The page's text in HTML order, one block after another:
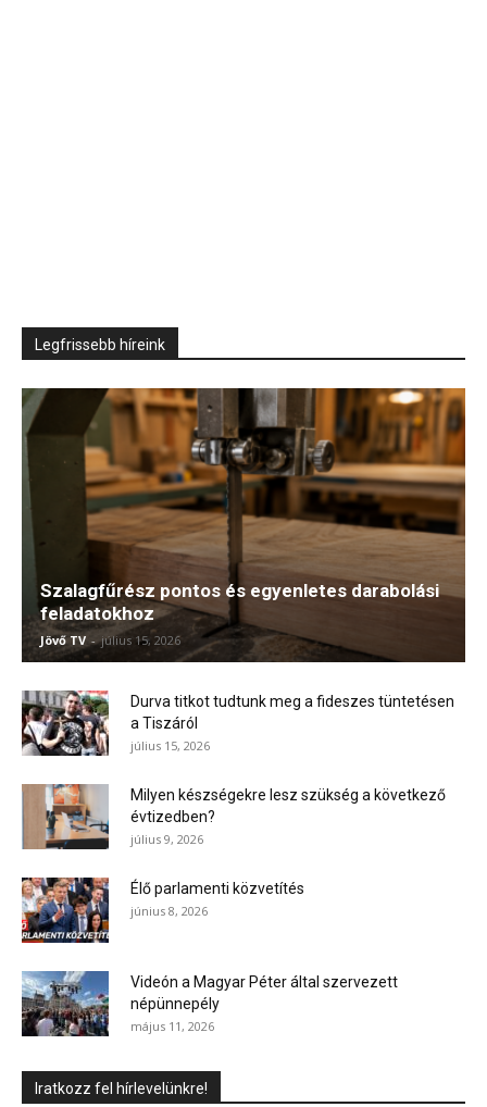
Legfrissebb híreink
Szalagfűrész pontos és egyenletes darabolási
feladatokhoz
Jövő TV - július 15, 2026
Durva titkot tudtunk meg a fideszes tüntetésen
a Tiszáról
július 15, 2026
Milyen készségekre lesz szükség a következő
évtizedben?
július 9, 2026
Élő parlamenti közvetítés
június 8, 2026
Videón a Magyar Péter által szervezett
népünnepély
május 11, 2026
Iratkozz fel hírlevelünkre!